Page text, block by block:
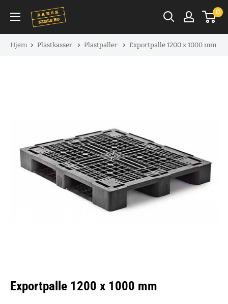
indhold
0
Hjem Plastkasser Plastpaller Exportpalle 1200 x 1000 mm
Exportpalle 1200 x 1000 mm